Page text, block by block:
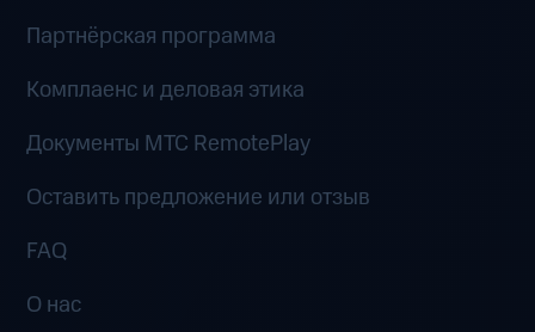
Партнёрская программа
Комплаенс и деловая этика
Документы MTC RemotePlay
Оставить предложение или отзыв
FAQ
О нас